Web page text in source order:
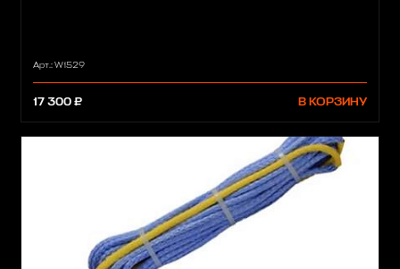
Арт.: W1529
17 300 ₽ В КОРЗИНУ